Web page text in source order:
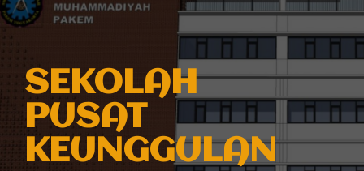
SEKOLAH
PUSAT
KEUNGGULAN